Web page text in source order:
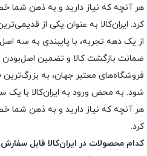
هر آنچه که نیاز دارید و به ذهن شما
کرد. ایران‌کالا به عنوان یکی از
ضمانت بازگشت کالا و تضمین اصل‌بودن
فروشگاه‌های معتبر جهان، به بزرگ‌ترین
شود. به محض ورود به ایران‌کالا با یک
هر آنچه که نیاز دارید و به ذهن شما
کرد.
کدام محصولات در ایران‌کالا قابل